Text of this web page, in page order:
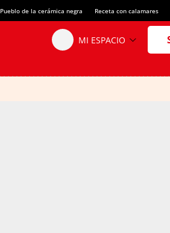
Pueblo de la cerámica negra Receta con calamares